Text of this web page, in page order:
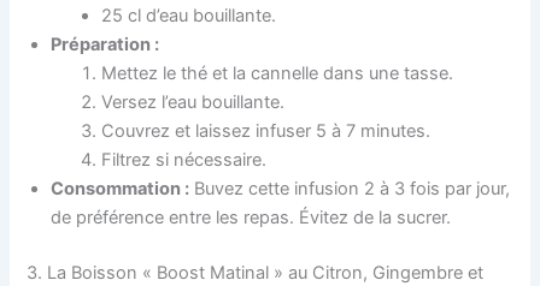
25 cl d’eau bouillante.
Préparation :
Mettez le thé et la cannelle dans une tasse.
Versez l’eau bouillante.
Couvrez et laissez infuser 5 à 7 minutes.
Filtrez si nécessaire.
Consommation : Buvez cette infusion 2 à 3 fois par jour,
de préférence entre les repas. Évitez de la sucrer.
3. La Boisson « Boost Matinal » au Citron, Gingembre et